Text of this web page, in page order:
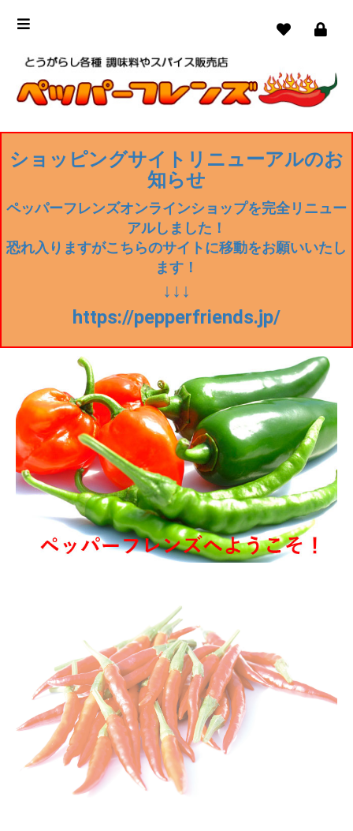
ショッピングサイトリニューアルのお
知らせ
ペッパーフレンズオンラインショップを完全リニュー
アルしました！
恐れ入りますがこちらのサイトに移動をお願いいたし
ます！
↓↓↓
https://pepperfriends.jp/